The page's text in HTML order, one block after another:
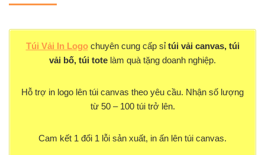
Túi Vải In Logochuyên cung cấp sỉtúi vải canvas, túi
vải bố, túi tote làm quà tặng doanh nghiệp.
Hỗ trợ in logo lên túi canvas theo yêu cầu. Nhận số lượng
từ 50 – 100 túi trở lên.
Cam kết 1 đổi 1 lỗi sản xuất, in ấn lên túi canvas.